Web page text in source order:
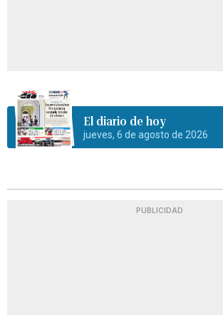
El diario de hoy
jueves, 6 de agosto de 2026
PUBLICIDAD